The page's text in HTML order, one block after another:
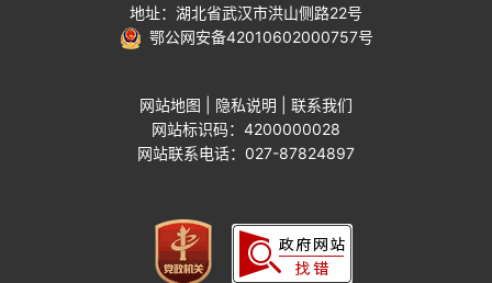
地址：湖北省武汉市洪山侧路22号
鄂公网安备42010602000757号
网站地图 隐私说明
联系我们
网站标识码：4200000028
网站联系电话：027-87824897